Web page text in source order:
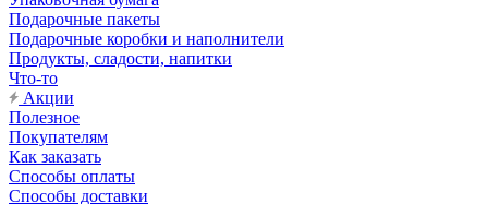
Подарочные пакеты
Подарочные коробки и наполнители
Продукты, сладости, напитки
Что-то
Акции
Полезное
Покупателям
Как заказать
Способы оплаты
Способы доставки